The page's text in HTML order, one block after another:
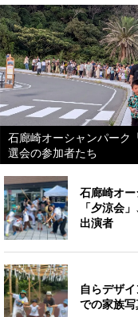
石廊崎オーシャンパーク
選会の参加者たち
石廊崎オ
「夕涼会
出演者
自らデザ
での家族写